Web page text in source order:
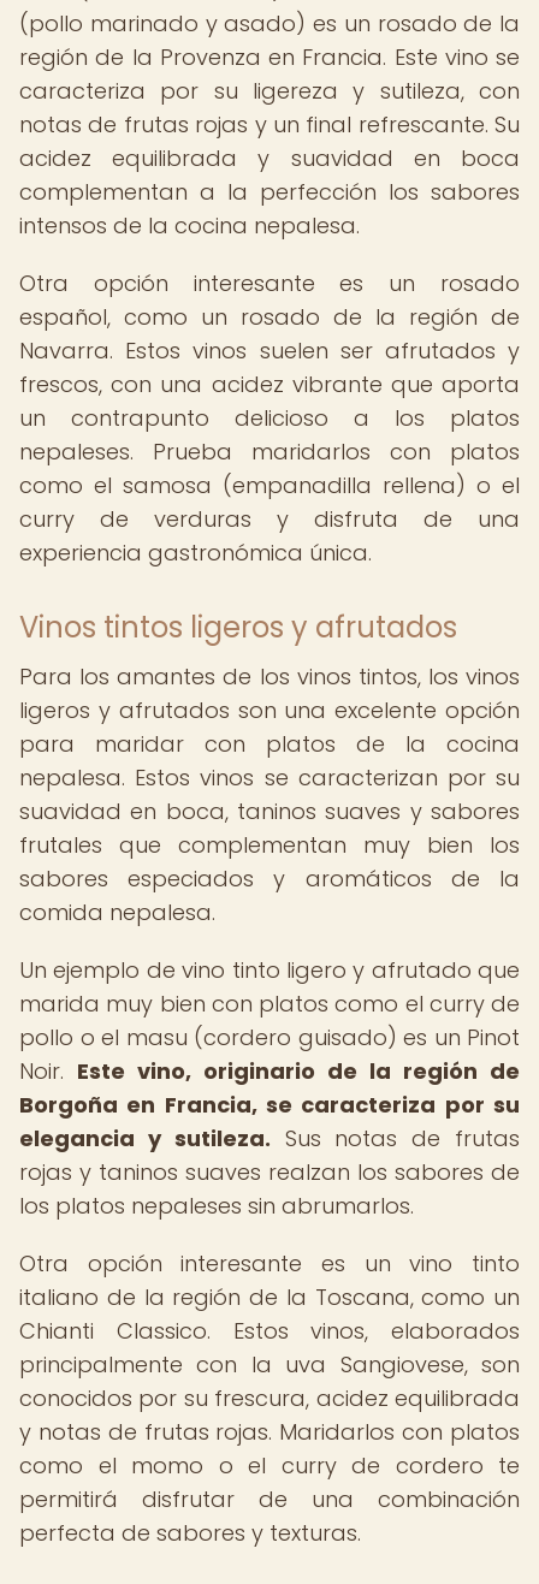
(pollo marinado y asado) es un rosado de la
región de la Provenza en Francia. Este vino se
caracteriza por su ligereza y sutileza, con
notas de frutas rojas y un final refrescante. Su
acidez equilibrada y suavidad en boca
complementan a la perfección los sabores
intensos de la cocina nepalesa.
Otra opción interesante es un rosado
español, como un rosado de la región de
Navarra. Estos vinos suelen ser afrutados y
frescos, con una acidez vibrante que aporta
un contrapunto delicioso a los platos
nepaleses. Prueba maridarlos con platos
como el samosa (empanadilla rellena) o el
curry de verduras y disfruta de una
experiencia gastronómica única.
Vinos tintos ligeros y afrutados
Para los amantes de los vinos tintos, los vinos
ligeros y afrutados son una excelente opción
para maridar con platos de la cocina
nepalesa. Estos vinos se caracterizan por su
suavidad en boca, taninos suaves y sabores
frutales que complementan muy bien los
sabores especiados y aromáticos de la
comida nepalesa.
Un ejemplo de vino tinto ligero y afrutado que
marida muy bien con platos como el curry de
pollo o el masu (cordero guisado) es un Pinot
Noir. Este vino, originario de la región de
Borgoña en Francia, se caracteriza por su
elegancia y sutileza. Sus notas de frutas
rojas y taninos suaves realzan los sabores de
los platos nepaleses sin abrumarlos.
Otra opción interesante es un vino tinto
italiano de la región de la Toscana, como un
Chianti Classico. Estos vinos, elaborados
principalmente con la uva Sangiovese, son
conocidos por su frescura, acidez equilibrada
y notas de frutas rojas. Maridarlos con platos
como el momo o el curry de cordero te
permitirá disfrutar de una combinación
perfecta de sabores y texturas.